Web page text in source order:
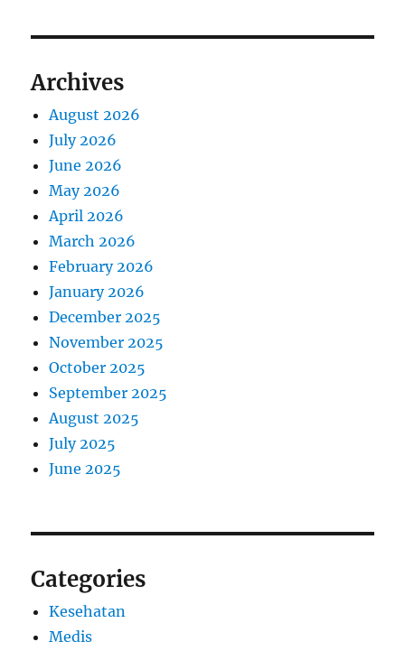
Archives
August 2026
July 2026
June 2026
May 2026
April 2026
March 2026
February 2026
January 2026
December 2025
November 2025
October 2025
September 2025
August 2025
July 2025
June 2025
Categories
Kesehatan
Medis